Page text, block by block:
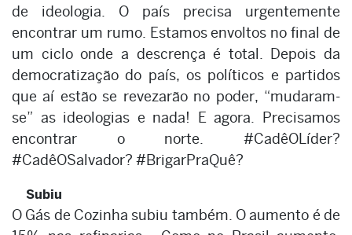
de ideologia. O país precisa urgentemente
encontrar um rumo. Estamos envoltos no final de
um ciclo onde a descrença é total. Depois da
democratização do país, os políticos e partidos
que aí estão se revezarão no poder, “mudaram-
se” as ideologias e nada! E agora. Precisamos
encontrar o norte. #CadêOLíder?
#CadêOSalvador? #BrigarPraQuê?
Subiu
O Gás de Cozinha subiu também. O aumento é de